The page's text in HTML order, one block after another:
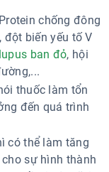
chống đông
đột biến yếu tố V
lupus ban đỏ, hội
thuốc làm tổn
đến quá trình
có thể làm tăng
sự hình thành